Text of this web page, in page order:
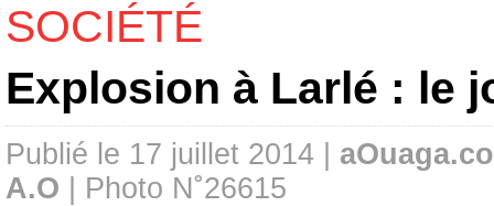
SOCIÉTÉ
Explosion à Larlé : le
Publié le 17 juillet 2014 |
A.O | Photo N˚26615